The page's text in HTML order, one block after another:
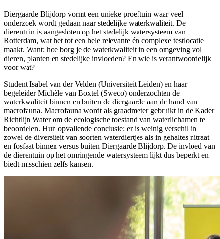
Diergaarde Blijdorp vormt een unieke proeftuin waar veel
onderzoek wordt gedaan naar stedelijke waterkwaliteit. De
dierentuin is aangesloten op het stedelijk watersysteem van
Rotterdam, wat het tot een hele relevante én complexe testlocatie
maakt. Want: hoe borg je de waterkwaliteit in een omgeving vol
dieren, planten en stedelijke invloeden? En wie is verantwoordelijk
voor wat?
Student Isabel van der Velden (Universiteit Leiden) en haar
begeleider Michèle van Boxtel (Sweco) onderzochten de
waterkwaliteit binnen en buiten de diergaarde aan de hand van
macrofauna. Macrofauna wordt als graadmeter gebruikt in de Kader
Richtlijn Water om de ecologische toestand van waterlichamen te
beoordelen. Hun opvallende conclusie: er is weinig verschil in
zowel de diversiteit van soorten waterdiertjes als in gehaltes nitraat
en fosfaat binnen versus buiten Diergaarde Blijdorp. De invloed van
de dierentuin op het omringende watersysteem lijkt dus beperkt en
biedt misschien zelfs kansen.